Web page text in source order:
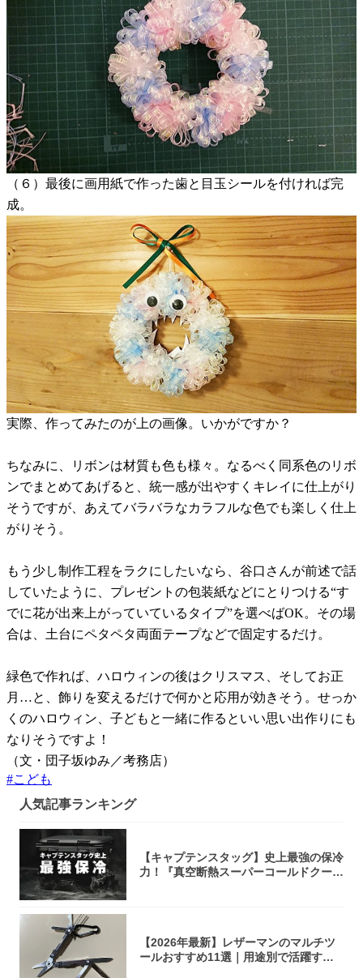
（６）最後に画用紙で作った歯と目玉シールを付ければ完
成。
実際、作ってみたのが上の画像。いかがですか？
ちなみに、リボンは材質も色も様々。なるべく同系色のリボ
ンでまとめてあげると、統一感が出やすくキレイに仕上がり
そうですが、あえてバラバラなカラフルな色でも楽しく仕上
がりそう。
もう少し制作工程をラクにしたいなら、谷口さんが前述で話
していたように、プレゼントの包装紙などにとりつける“す
でに花が出来上がっていているタイプ”を選べばOK。その場
合は、土台にペタペタ両面テープなどで固定するだけ。
緑色で作れば、ハロウィンの後はクリスマス、そしてお正
月…と、飾りを変えるだけで何かと応用が効きそう。せっか
くのハロウィン、子どもと一緒に作るといい思い出作りにも
なりそうですよ！
（文・団子坂ゆみ／考務店）
#こども
人気記事ランキング
【キャプテンスタッグ】史上最強の保冷
力！『真空断熱スーパーコールドクーラ
【2026年最新】レザーマンのマルチツ
ールおすすめ11選｜用途別で活躍する